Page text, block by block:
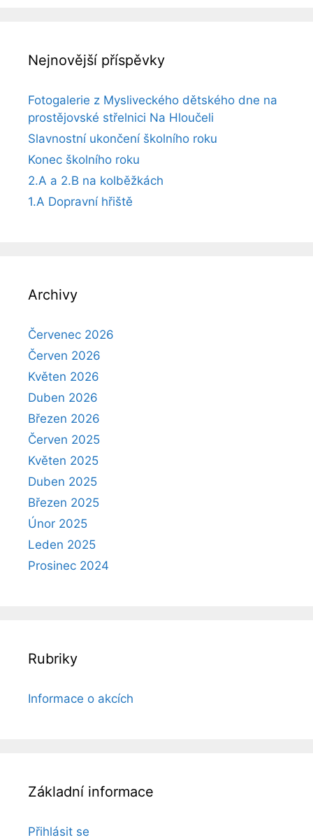
Nejnovější příspěvky
Fotogalerie z Mysliveckého dětského dne na
prostějovské střelnici Na Hloučeli
Slavnostní ukončení školního roku
Konec školního roku
2.A a 2.B na kolběžkách
1.A Dopravní hřiště
Archivy
Červenec 2026
Červen 2026
Květen 2026
Duben 2026
Březen 2026
Červen 2025
Květen 2025
Duben 2025
Březen 2025
Únor 2025
Leden 2025
Prosinec 2024
Rubriky
Informace o akcích
Základní informace
Přihlásit se